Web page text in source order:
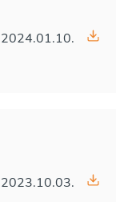
2024.01.10.
2023.10.03.